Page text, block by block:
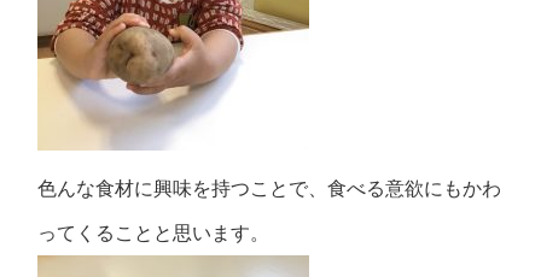
色んな食材に興味を持つことで、食べる意欲にもかわ
ってくることと思います。